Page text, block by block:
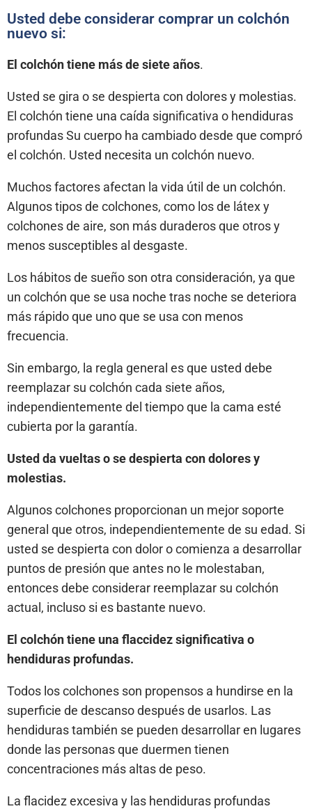
Usted debe considerar comprar un colchón
nuevo si:
El colchón tiene más de siete años.
Usted se gira o se despierta con dolores y molestias.
El colchón tiene una caída significativa o hendiduras
profundas Su cuerpo ha cambiado desde que compró
el colchón. Usted necesita un colchón nuevo.
Muchos factores afectan la vida útil de un colchón.
Algunos tipos de colchones, como los de látex y
colchones de aire, son más duraderos que otros y
menos susceptibles al desgaste.
Los hábitos de sueño son otra consideración, ya que
un colchón que se usa noche tras noche se deteriora
más rápido que uno que se usa con menos
frecuencia.
Sin embargo, la regla general es que usted debe
reemplazar su colchón cada siete años,
independientemente del tiempo que la cama esté
cubierta por la garantía.
Usted da vueltas o se despierta con dolores y
molestias.
Algunos colchones proporcionan un mejor soporte
general que otros, independientemente de su edad. Si
usted se despierta con dolor o comienza a desarrollar
puntos de presión que antes no le molestaban,
entonces debe considerar reemplazar su colchón
actual, incluso si es bastante nuevo.
El colchón tiene una flaccidez significativa o
hendiduras profundas.
Todos los colchones son propensos a hundirse en la
superficie de descanso después de usarlos. Las
hendiduras también se pueden desarrollar en lugares
donde las personas que duermen tienen
concentraciones más altas de peso.
La flacidez excesiva y las hendiduras profundas